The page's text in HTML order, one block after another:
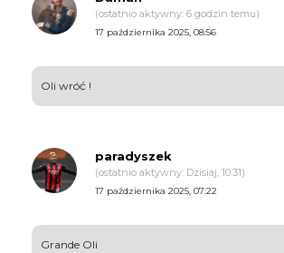
(ostatnio aktywny: 6 godzin temu)
17 października 2025, 08:56
Oli wróć !
paradyszek
(ostatnio aktywny: Dzisiaj, 10:31)
17 października 2025, 07:22
Grande Oli